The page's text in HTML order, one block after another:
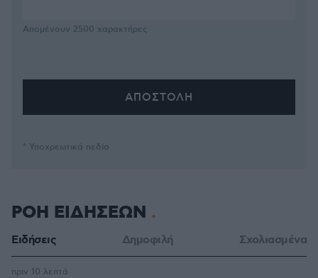
Απομένουν 2500 χαρακτήρες
* Υποχρεωτικά πεδία
ΡΟΗ ΕΙΔΗΣΕΩΝ
Ειδήσεις Δημοφιλή Σχολιασμένα
πριν 10 λεπτά